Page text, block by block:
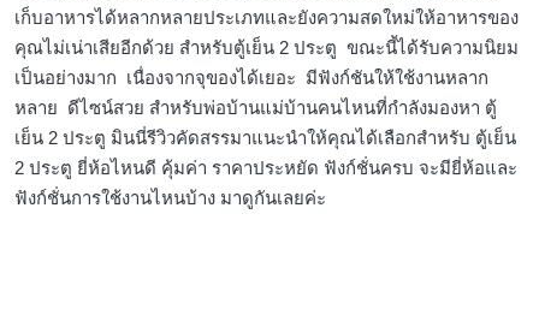
เก็บอาหารได้หลากหลายประเภทและยังความสดใหม่ให้อาหารของ
คุณไม่เน่าเสียอีกด้วย สำหรับตู้เย็น 2 ประตู ขณะนี้ได้รับความนิยม
เป็นอย่างมาก เนื่องจากจุของได้เยอะ มีฟังก์ชันให้ใช้งานหลาก
หลาย ดีไซน์สวย สำหรับพ่อบ้านแม่บ้านคนไหนที่กำลังมองหา ตู้
เย็น 2 ประตู มินนี่รีวิวคัดสรรมาแนะนำให้คุณได้เลือกสำหรับ ตู้เย็น
2 ประตู ยี่ห้อไหนดี คุ้มค่า ราคาประหยัด ฟังก์ชั่นครบ จะมียี่ห้อและ
ฟังก์ชั่นการใช้งานไหนบ้าง มาดูกันเลยค่ะ